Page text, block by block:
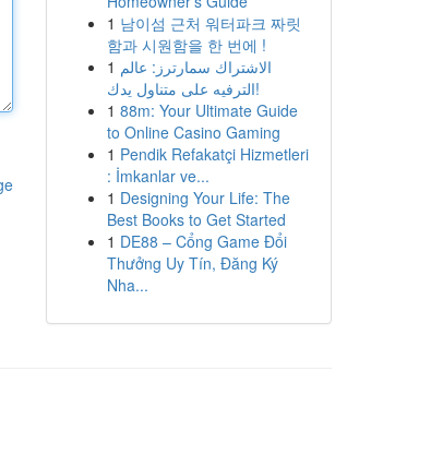
1 남이섬 근처 워터파크 짜릿
함과 시원함을 한 번에 !
1 الاشتراك سمارترز: عالم
الترفيه على متناول يدك!
1 88m: Your Ultimate Guide
to Online Casino Gaming
1 Pendik Refakatçi Hizmetleri
: İmkanlar ve...
1 Designing Your Life: The
Best Books to Get Started
1 DE88 – Cổng Game Đổi
Thưởng Uy Tín, Đăng Ký
Nha...